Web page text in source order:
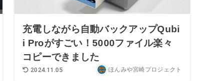
充電しながら自動バックアップQubi
i Proがすごい！5000ファイル楽々
コピーできました
2024.11.05 ほんみや宮崎プロジェクト